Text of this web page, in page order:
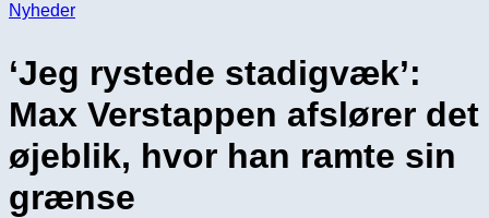
Nyheder
‘Jeg rystede stadigvæk’:
Max Verstappen afslører det
øjeblik, hvor han ramte sin
grænse